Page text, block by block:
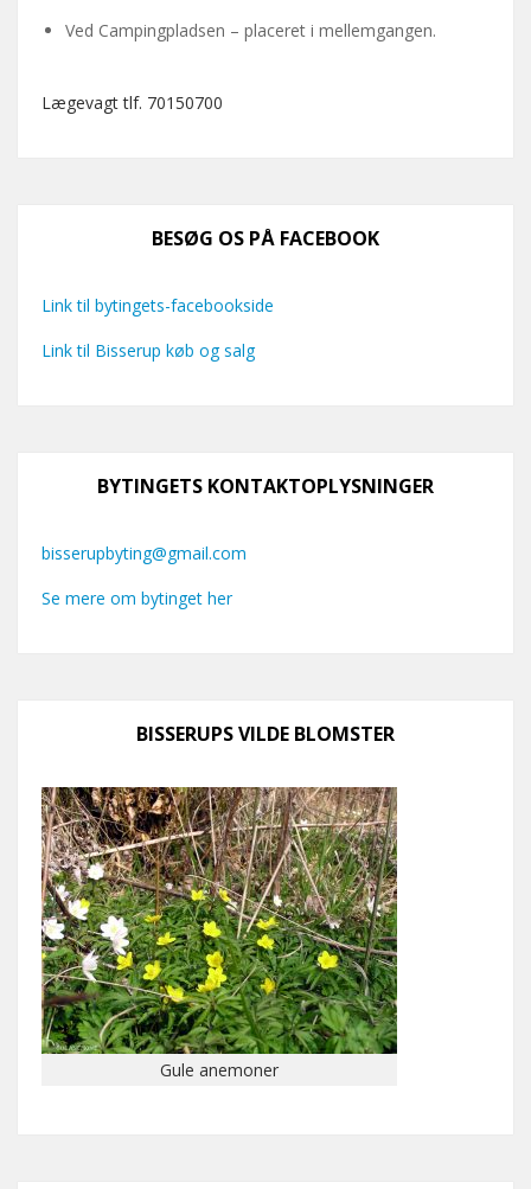
Ved Campingpladsen – placeret i mellemgangen.
Lægevagt tlf. 70150700
BESØG OS PÅ FACEBOOK
Link til bytingets-facebookside
Link til Bisserup køb og salg
BYTINGETS KONTAKTOPLYSNINGER
bisserupbyting@gmail.com
Se mere om bytinget her
BISSERUPS VILDE BLOMSTER
Gule anemoner